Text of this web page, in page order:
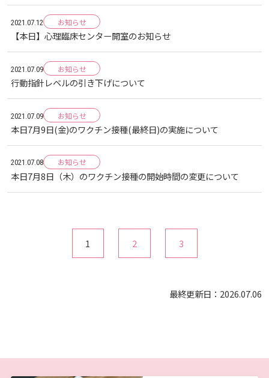
2021.07.12 お知らせ
【本日】心理臨床センター開室のお知らせ
2021.07.09 お知らせ
⾏動指針レベルの引き下げについて
2021.07.09 お知らせ
本日7月9日(金)のワクチン接種(最終日)の実施について
2021.07.08 お知らせ
本日7月8日（木）のワクチン接種の開始時間の変更について
1 2 3
最終更新日：2026.07.06